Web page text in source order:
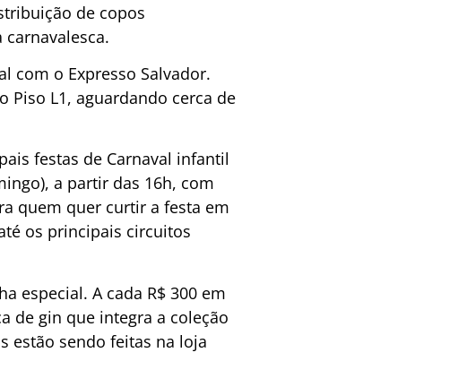
de copos
com o Expresso Salvador.
Piso L1, aguardando cerca de
festas de Carnaval infantil
a partir das 16h, com
quem quer curtir a festa em
os principais circuitos
especial. A cada R$ 300 em
de gin que integra a coleção
estão sendo feitas na loja